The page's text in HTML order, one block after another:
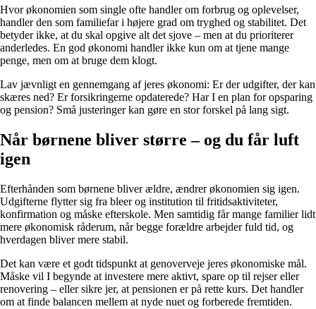
Hvor økonomien som single ofte handler om forbrug og oplevelser,
handler den som familiefar i højere grad om tryghed og stabilitet. Det
betyder ikke, at du skal opgive alt det sjove – men at du prioriterer
anderledes. En god økonomi handler ikke kun om at tjene mange
penge, men om at bruge dem klogt.
Lav jævnligt en gennemgang af jeres økonomi: Er der udgifter, der kan
skæres ned? Er forsikringerne opdaterede? Har I en plan for opsparing
og pension? Små justeringer kan gøre en stor forskel på lang sigt.
Når børnene bliver større – og du får luft
igen
Efterhånden som børnene bliver ældre, ændrer økonomien sig igen.
Udgifterne flytter sig fra bleer og institution til fritidsaktiviteter,
konfirmation og måske efterskole. Men samtidig får mange familier lidt
mere økonomisk råderum, når begge forældre arbejder fuld tid, og
hverdagen bliver mere stabil.
Det kan være et godt tidspunkt at genoverveje jeres økonomiske mål.
Måske vil I begynde at investere mere aktivt, spare op til rejser eller
renovering – eller sikre jer, at pensionen er på rette kurs. Det handler
om at finde balancen mellem at nyde nuet og forberede fremtiden.